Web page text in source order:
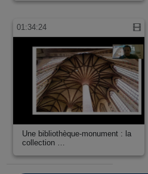
01:34:24
Une bibliothèque-monument : la
collection …